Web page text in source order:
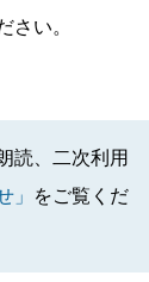
さい。
読、二次利用
」
をご覧くだ